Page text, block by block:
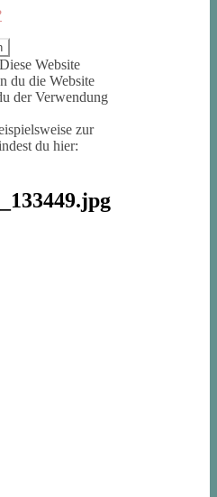
Website
du die Website
der Verwendung
zur
du hier: